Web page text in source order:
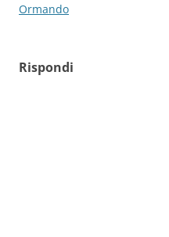
articolo
Ormando
Rispondi